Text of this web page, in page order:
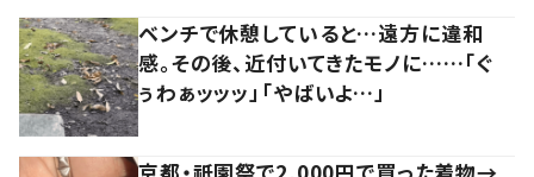
ベンチで休憩していると…遠方に違和
感。その後、近付いてきたモノに……「ぐ
ぅわぁッッッ」「やばいよ…」